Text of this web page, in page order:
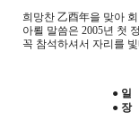
희망찬 乙酉年을 맞아
아뢸 말씀은 2005년 첫
꼭 참석하셔서 자리를
● 일
● 장
(진